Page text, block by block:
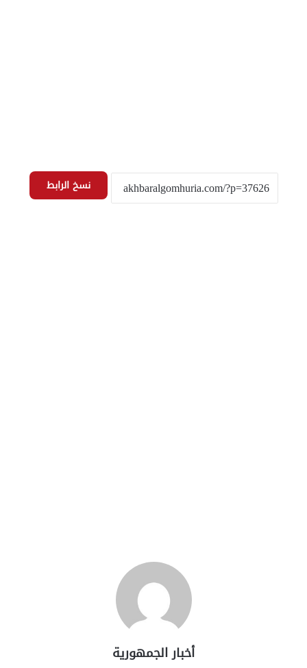
نسخ الرابط
أخبار الجمهورية